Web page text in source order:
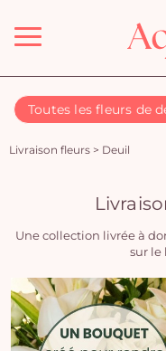
Menu
Toutes les fleurs de
Livraison fleurs > Deuil
Une collection livrée à
sur le